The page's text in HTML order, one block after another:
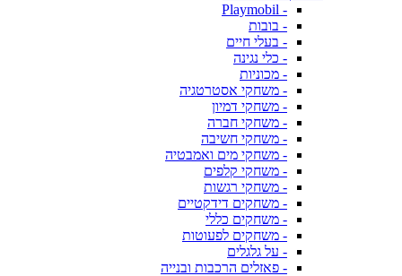
- Playmobil
- בובות
- בעלי חיים
- כלי נגינה
- מכוניות
- משחקי אסטרטגיה
- משחקי דמיון
- משחקי חברה
- משחקי חשיבה
- משחקי מים ואמבטיה
- משחקי קלפים
- משחקי רגשות
- משחקים דידקטיים
- משחקים כללי
- משחקים לפעוטות
- על גלגלים
- פאזלים הרכבות ובנייה